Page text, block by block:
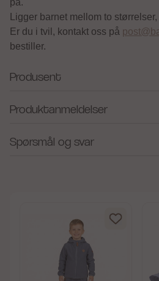
på.
Ligger barnet mellom to
Er du i tvil, kontakt oss på
bestiller.
Produsent
Produktanmeldelser
Spørsmål og svar